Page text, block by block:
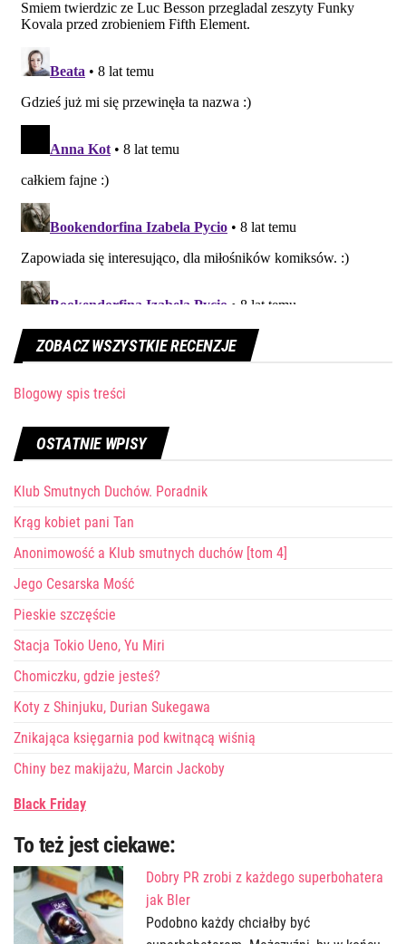
ZOBACZ WSZYSTKIE RECENZJE
Blogowy spis treści
OSTATNIE WPISY
Klub Smutnych Duchów. Poradnik
Krąg kobiet pani Tan
Anonimowość a Klub smutnych duchów [tom 4]
Jego Cesarska Mość
Pieskie szczęście
Stacja Tokio Ueno, Yu Miri
Chomiczku, gdzie jesteś?
Koty z Shinjuku, Durian Sukegawa
Znikająca księgarnia pod kwitnącą wiśnią
Chiny bez makijażu, Marcin Jackoby
Black Friday
To też jest ciekawe:
Dobry PR zrobi z każdego superbohatera
jak Bler
Podobno każdy chciałby być